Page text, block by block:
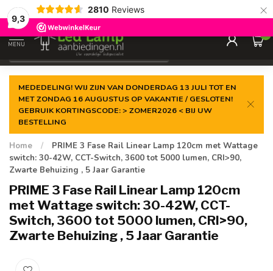
9,3
2810 Reviews ×
Gegarandeerde delaagste prijs
MENU
0
MEDEDELING! WIJ ZIJN VAN DONDERDAG 13 JULI TOT EN
MET ZONDAG 16 AUGUSTUS OP VAKANTIE / GESLOTEN!
GEBRUIK KORTINGSCODE: > ZOMER2026 < BIJ UW
BESTELLING
Home /
PRIME 3 Fase Rail Linear Lamp 120cm met Wattage
switch: 30-42W, CCT-Switch, 3600 tot 5000 lumen, CRI>90,
Zwarte Behuizing , 5 Jaar Garantie
PRIME 3 Fase Rail Linear Lamp 120cm
met Wattage switch: 30-42W, CCT-
Switch, 3600 tot 5000 lumen, CRI>90,
Zwarte Behuizing , 5 Jaar Garantie